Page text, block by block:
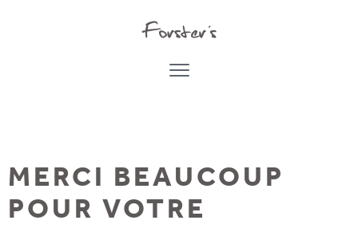
MERCI BEAUCOUP
POUR VOTRE